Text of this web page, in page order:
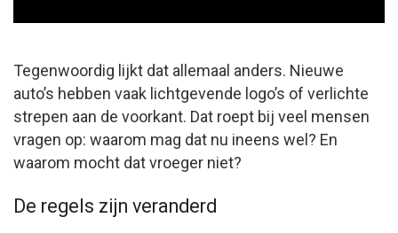
Tegenwoordig lijkt dat allemaal anders. Nieuwe
auto’s hebben vaak lichtgevende logo’s of verlichte
strepen aan de voorkant. Dat roept bij veel mensen
vragen op: waarom mag dat nu ineens wel? En
waarom mocht dat vroeger niet?
De regels zijn veranderd